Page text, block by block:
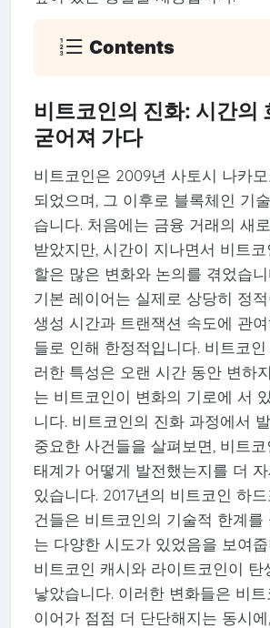
Contents
비트코인의 진화: 시간의
굳어져 가다
비트코인은 2009년 사토시 나카
되었으며, 그 이후로 블록체인 기
습니다. 처음에는 금융 거래의 새
받았지만, 시간이 지나면서 비트
할은 많은 변화와 논의를 겪었습
기본 레이어는 실제로 상당히 정
생성 시간과 트랜잭션 속도에 관
들로 인해 한정적입니다. 비트코
러한 특성은 오랜 시간 동안 변하
는 비트코인이 변화의 기로에 서
니다. 비트코인의 진화 과정에서
중요한 사건들을 살펴보면, 비트
태계가 어떻게 발전했는지를 더
있습니다. 2017년의 비트코인 하
건들은 비트코인의 기술적 한계를
는 다양한 시도가 있었음을 보여
비트코인 캐시와 라이트코인이 탄
낳았습니다. 이러한 변화들은 비
이어가 점점 더 단단해지는 동시